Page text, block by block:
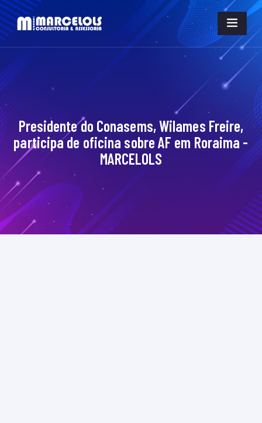
Presidente do Conasems, Wilames Freire,
participa de oficina sobre AF em Roraima -
MARCELOLS